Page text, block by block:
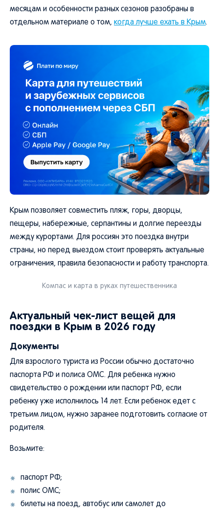
месяцам и особенности разных сезонов разобраны в
отдельном материале о том, когда лучше ехать в Крым.
Крым позволяет совместить пляж, горы, дворцы,
пещеры, набережные, серпантины и долгие переезды
между курортами. Для россиян это поездка внутри
страны, но перед выездом стоит проверять актуальные
ограничения, правила безопасности и работу транспорта.
Компас и карта в руках путешественника
Актуальный чек-лист вещей для
поездки в Крым в 2026 году
Документы
Для взрослого туриста из России обычно достаточно
паспорта РФ и полиса ОМС. Для ребенка нужно
свидетельство о рождении или паспорт РФ, если
ребенку уже исполнилось 14 лет. Если ребенок едет с
третьим лицом, нужно заранее подготовить согласие от
родителя.
Возьмите:
паспорт РФ;
полис ОМС;
билеты на поезд, автобус или самолет до